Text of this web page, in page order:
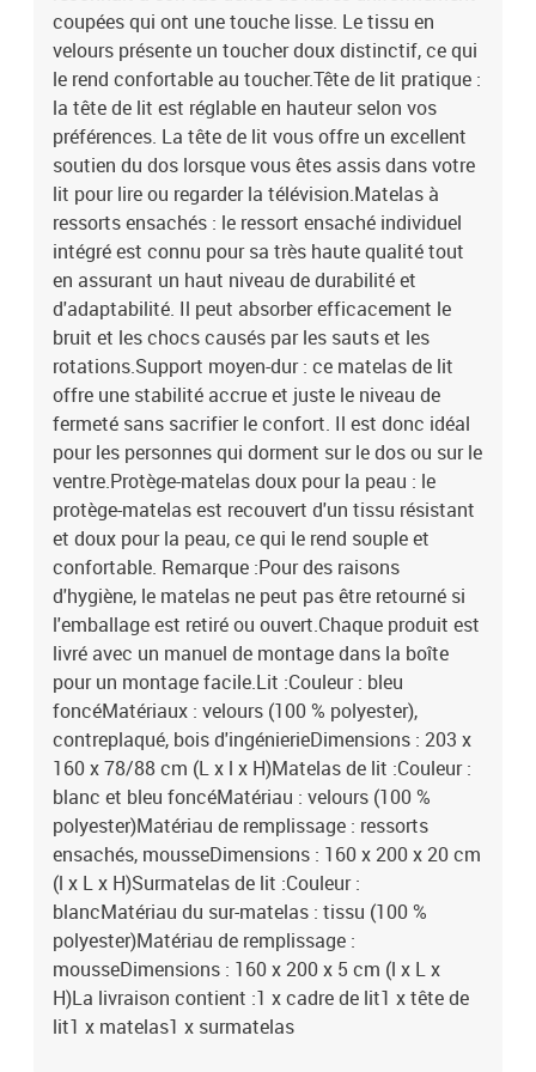
coupées qui ont une touche lisse. Le tissu en
velours présente un toucher doux distinctif, ce qui
le rend confortable au toucher.Tête de lit pratique :
la tête de lit est réglable en hauteur selon vos
préférences. La tête de lit vous offre un excellent
soutien du dos lorsque vous êtes assis dans votre
lit pour lire ou regarder la télévision.Matelas à
ressorts ensachés : le ressort ensaché individuel
intégré est connu pour sa très haute qualité tout
en assurant un haut niveau de durabilité et
d'adaptabilité. Il peut absorber efficacement le
bruit et les chocs causés par les sauts et les
rotations.Support moyen-dur : ce matelas de lit
offre une stabilité accrue et juste le niveau de
fermeté sans sacrifier le confort. Il est donc idéal
pour les personnes qui dorment sur le dos ou sur le
ventre.Protège-matelas doux pour la peau : le
protège-matelas est recouvert d'un tissu résistant
et doux pour la peau, ce qui le rend souple et
confortable. Remarque :Pour des raisons
d'hygiène, le matelas ne peut pas être retourné si
l'emballage est retiré ou ouvert.Chaque produit est
livré avec un manuel de montage dans la boîte
pour un montage facile.Lit :Couleur : bleu
foncéMatériaux : velours (100 % polyester),
contreplaqué, bois d'ingénierieDimensions : 203 x
160 x 78/88 cm (L x l x H)Matelas de lit :Couleur :
blanc et bleu foncéMatériau : velours (100 %
polyester)Matériau de remplissage : ressorts
ensachés, mousseDimensions : 160 x 200 x 20 cm
(l x L x H)Surmatelas de lit :Couleur :
blancMatériau du sur-matelas : tissu (100 %
polyester)Matériau de remplissage :
mousseDimensions : 160 x 200 x 5 cm (l x L x
H)La livraison contient :1 x cadre de lit1 x tête de
lit1 x matelas1 x surmatelas